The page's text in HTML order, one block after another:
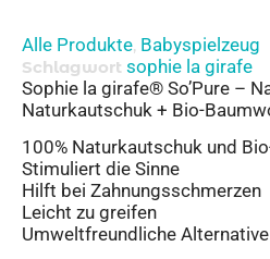
Alle Produkte, Babyspielzeug
Schlagwort sophie la girafe
Sophie la girafe® So’Pure –
Naturkautschuk + Bio-
100% Naturkautschuk und
Stimuliert die Sinne
Hilft bei Zahnungsschmerzen
Leicht zu greifen
Umweltfreundliche Alternative